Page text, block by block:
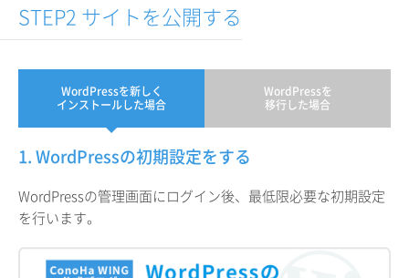
STEP2 サイトを公開する
WordPressを新しく
インストールした場合
WordPressを
移行した場合
1. WordPressの初期設定をする
WordPressの管理画面にログイン後、最低限必要な初期設定
を行います。